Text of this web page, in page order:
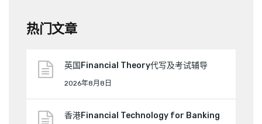
热门文章
英国Financial Theory代写及考试辅导
2026年8月8日
香港Financial Technology for Banking